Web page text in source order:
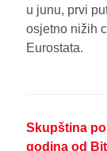
u junu, prvi
osjetno nižih
Eurostata.
Skupština
godina od